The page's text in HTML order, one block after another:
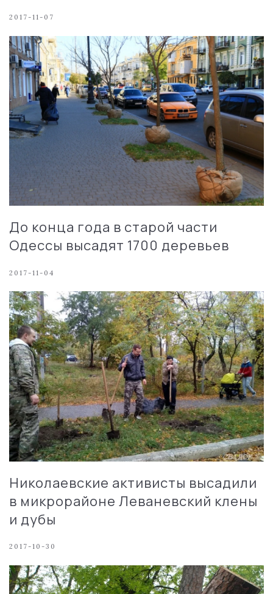
2017-11-07
До конца года в старой части
Одессы высадят 1700 деревьев
2017-11-04
Николаевские активисты высадили
в микрорайоне Леваневский клены
и дубы
2017-10-30